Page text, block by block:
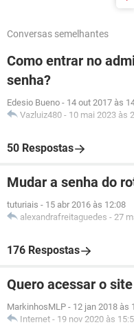
Conversas semelhantes
Como entrar no
senha?
Edesio Bueno - 14 out 2017 às
Vazluiz480 - 10 mai 2023 às
50 Respostas
Mudar a senha do
tuturiais - 15 abr 2016 às 12:08
alexandrafreitaguedes - 27
176 Respostas
Quero acessar o
MarkinhosMLP - 12 jan 2018 às
Internet - 19 nov 2020 às